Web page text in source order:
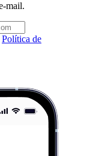
mail.
Política de